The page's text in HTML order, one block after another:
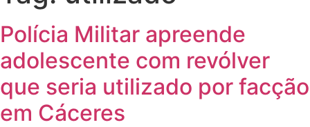
Polícia Militar apreende
adolescente com revólver
que seria utilizado por facção
em Cáceres